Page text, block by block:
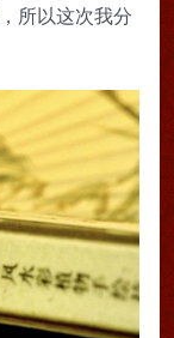
所以这次我分